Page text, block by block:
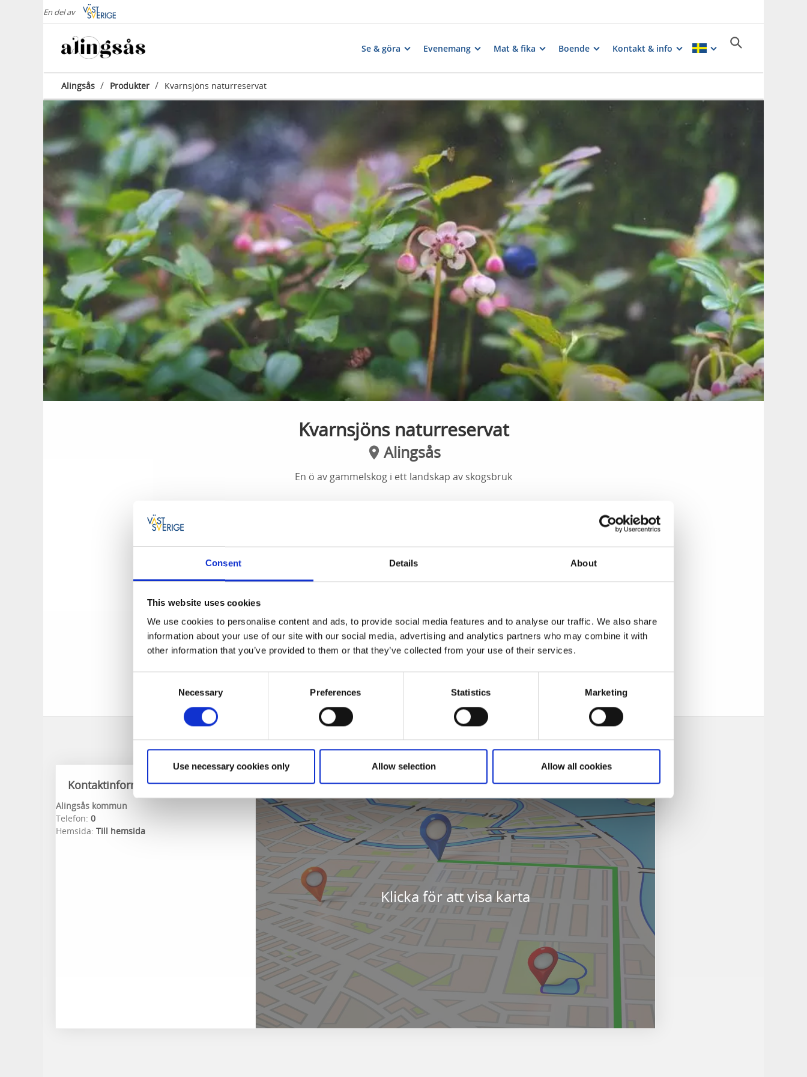
Consent Details About
This website uses cookies
We use cookies to personalise content and ads, to provide social media features and to analyse our traffic. We also share
information about your use of our site with our social media, advertising and analytics partners who may combine it with
other information that you’ve provided to them or that they’ve collected from your use of their services.
Necessary Preferences Statistics Marketing
Use necessary cookies only Allow selection Allow all cookies
En del av
Se & göra Evenemang Mat & fika Boende Kontakt & info
Alingsås / Produkter / Kvarnsjöns naturreservat
Kvarnsjöns naturreservat
Alingsås
En ö av gammelskog i ett landskap av skogsbruk
Skogen runt Kvarnsjön är gammal. Det ser vi på tallarna. Några av träden har säkerligen
hunnit fylla 150 år. Kanske med råge.
Det finns gott om blåbär i barrskogen. Och lingon runt tallarna. Andra karaktärsarter är
Här finns en hel del döda träd. Några med perfekta bohål för en del fågelarter.
Runt själva sjön finns det en stig på cirka 1,5 km. Det finns också många andra stigar i området
som bland annat går till Dammsjön norr om Kvarnsjön. Här finns gott om möjligheter att hitta din
egen favoritslinga.
Kvarnbacken.
Kontaktinformation
Alingsås kommun
Telefon: 0
Hemsida: Till hemsida
Klicka för att visa karta